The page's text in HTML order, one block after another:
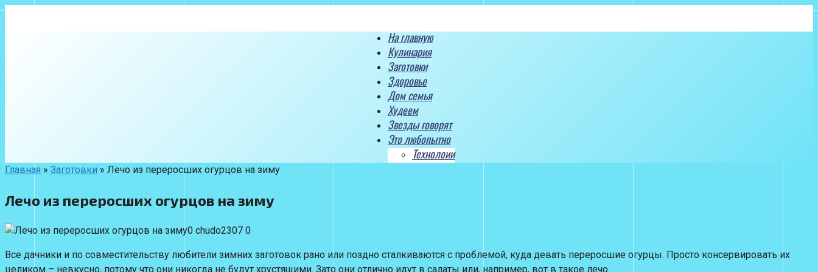
Перейти
На главную
Кулинария
Заготовки
Здоровье
Дом семья
Худеем
Звезды говорят
Это любопытно
Технолоии
Главная » Заготовки » Лечо из переросших огурцов на зиму
Лечо из переросших огурцов на зиму
chudo2307 0
Все дачники и по совместительству любители зимних заготовок рано или поздно сталкиваются с проблемой, куда девать переросшие огурцы. Просто консервировать их
целиком – невкусно, потому что они никогда не будут хрустящими. Зато они отлично идут в салаты или, например, вот в такое лечо.